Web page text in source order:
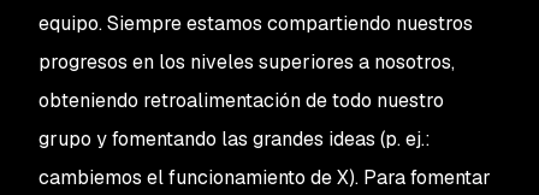
equipo. Siempre estamos compartiendo nuestros
progresos en los niveles superiores a nosotros,
obteniendo retroalimentación de todo nuestro
grupo y fomentando las grandes ideas (p. ej.:
cambiemos el funcionamiento de X). Para fomentar